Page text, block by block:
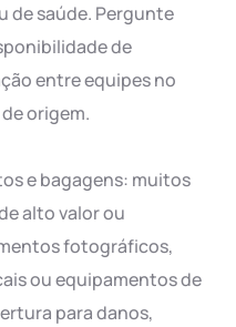
de saúde. Pergunte
de
entre equipes no
origem.
e bagagens: muitos
alto valor ou
fotográficos,
ou equipamentos de
para danos,